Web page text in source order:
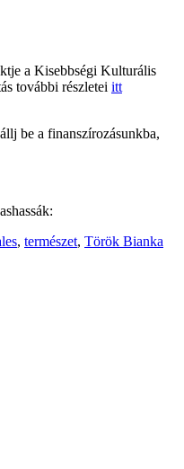
a Kisebbségi Kulturális
további részletei itt
be a finanszírozásunkba,
, természet, Török Bianka